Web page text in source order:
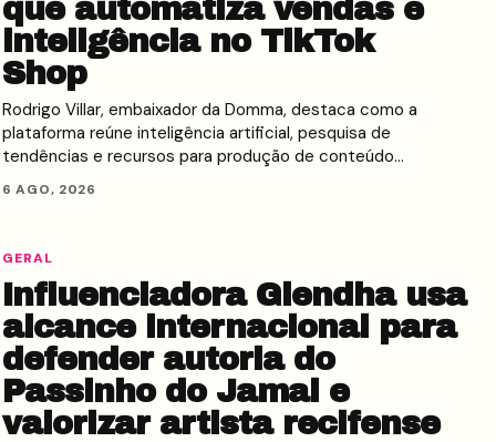
que automatiza vendas e
inteligência no TikTok
Shop
Rodrigo Villar, embaixador da Domma, destaca como a
plataforma reúne inteligência artificial, pesquisa de
tendências e recursos para produção de conteúdo…
6 AGO, 2026
GERAL
Influenciadora Glendha usa
alcance internacional para
defender autoria do
Passinho do Jamal e
valorizar artista recifense